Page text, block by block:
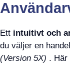
Ett intuitivt och
du väljer en
(Version 5X) . Här